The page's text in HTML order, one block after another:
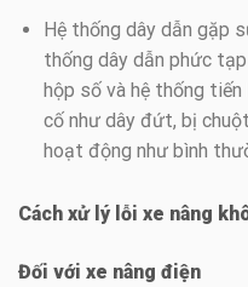
Hệ thống dây dẫn gặp
thống dây dẫn phức
hộp số và hệ thống
cố như dây đứt, bị
hoạt động như bình
Cách xử lý lỗi xe nâng
Đối với xe nâng điện